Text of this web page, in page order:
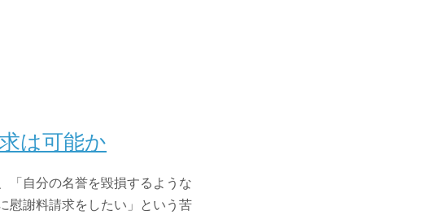
は可能か
「自分の名誉を毀損するような
慰謝料請求をしたい」という苦